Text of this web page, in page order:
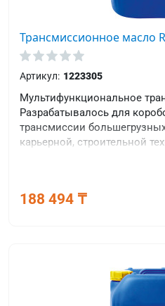
Трансмиссионное масло
Артикул: 1223305
Мультифункциональное
Разрабатывалось для
трансмиссии
карьерной, строительной
188 494 ₸